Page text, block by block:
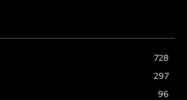
728
297
96